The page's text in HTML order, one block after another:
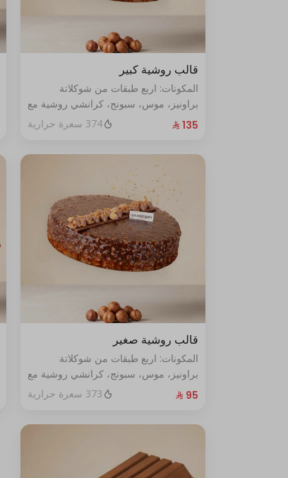
قالب روشية كبير
المكونات: اربع طبقات من شوكلاتة
براونيز، موس، سبونج، كرانشي روشية مع
البندق الحجم الحجم:كبير يكفي١٢شخص
374 سعرة حرارية
قالب روشية صغير
المكونات: اربع طبقات من شوكلاتة
براونيز، موس، سبونج، كرانشي روشية مع
البندق الحجم: صغير يكفي ٧ أشخاص373 سعرة حرارية